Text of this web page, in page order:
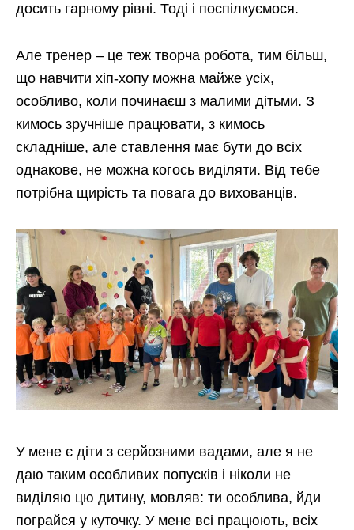
досить гарному рівні. Тоді і поспілкуємося.
Але тренер – це теж творча робота, тим більш,
що навчити хіп-хопу можна майже усіх,
особливо, коли починаєш з малими дітьми. З
кимось зручніше працювати, з кимось
складніше, але ставлення має бути до всіх
однакове, не можна когось виділяти. Від тебе
потрібна щирість та повага до вихованців.
У мене є діти з серйозними вадами, але я не
даю таким особливих попусків і ніколи не
виділяю цю дитину, мовляв: ти особлива, йди
пограйся у куточку. У мене всі працюють, всіх